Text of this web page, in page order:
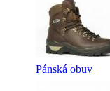
Pánská obuv